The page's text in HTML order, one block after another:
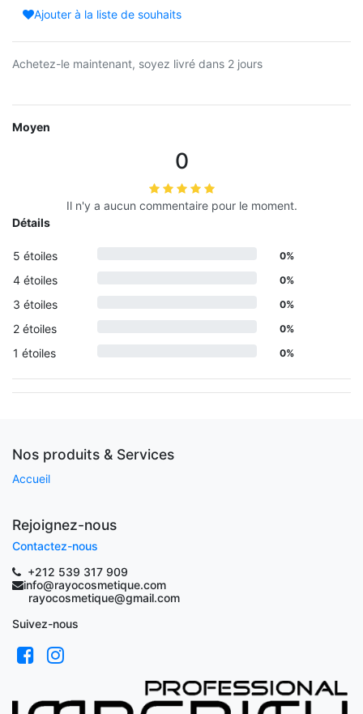
Ajouter à la liste de souhaits
Achetez-le maintenant, soyez livré dans 2 jours
Moyen
0
Il n'y a aucun commentaire pour le moment.
Détails
5 étoiles 0%
4 étoiles 0%
3 étoiles 0%
2 étoiles 0%
1 étoiles 0%
Nos produits & Services
Accueil
Rejoignez-nous
Contactez-nous
+212 539 317 909
info@rayocosmetique.com
rayocosmetique@gmail.com
Suivez-nous